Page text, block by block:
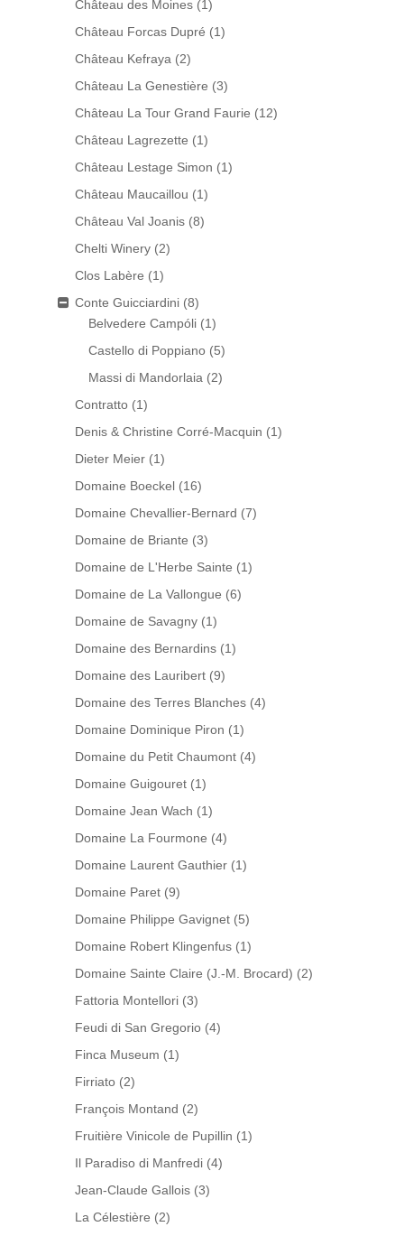
Château des Moines (1)
Château Forcas Dupré (1)
Château Kefraya (2)
Château La Genestière (3)
Château La Tour Grand Faurie (12)
Château Lagrezette (1)
Château Lestage Simon (1)
Château Maucaillou (1)
Château Val Joanis (8)
Chelti Winery (2)
Clos Labère (1)
Conte Guicciardini (8)
Belvedere Campóli (1)
Castello di Poppiano (5)
Massi di Mandorlaia (2)
Contratto (1)
Denis & Christine Corré-Macquin (1)
Dieter Meier (1)
Domaine Boeckel (16)
Domaine Chevallier-Bernard (7)
Domaine de Briante (3)
Domaine de L'Herbe Sainte (1)
Domaine de La Vallongue (6)
Domaine de Savagny (1)
Domaine des Bernardins (1)
Domaine des Lauribert (9)
Domaine des Terres Blanches (4)
Domaine Dominique Piron (1)
Domaine du Petit Chaumont (4)
Domaine Guigouret (1)
Domaine Jean Wach (1)
Domaine La Fourmone (4)
Domaine Laurent Gauthier (1)
Domaine Paret (9)
Domaine Philippe Gavignet (5)
Domaine Robert Klingenfus (1)
Domaine Sainte Claire (J.-M. Brocard) (2)
Fattoria Montellori (3)
Feudi di San Gregorio (4)
Finca Museum (1)
Firriato (2)
François Montand (2)
Fruitière Vinicole de Pupillin (1)
Il Paradiso di Manfredi (4)
Jean-Claude Gallois (3)
La Célestière (2)